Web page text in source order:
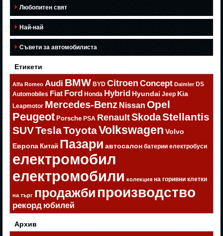
Любопитен свят
Най-най
Съвети за автомобилиста
Етикети
Alfa Romeo Audi BMW BYD Citroen Concept Daimler DS
Automobiles Fiat Ford Honda Hybrid Hyundai Jeep Kia
Leapmotor Mercedes-Benz Nissan Opel
Peugeot Porsche PSA RenaultSkodaStellantis
SUVTeslaToyotaVolkswagen Volvo
Европа Китай Пазари автосалон батерии електробуси
електромобил
електромобили колекция на горивни клетки
на търг продажбипроизводство
рекорд юбилей
Архив